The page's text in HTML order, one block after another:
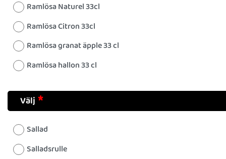
Ramlösa Naturel 33cl
Ramlösa Citron 33cl
Ramlösa granat äpple 33 cl
Ramlösa hallon 33 cl
Välj
Sallad
Salladsrulle